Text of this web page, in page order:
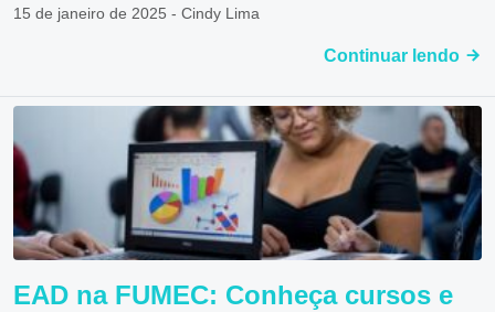
15 de janeiro de 2025 - Cindy Lima
Continuar lendo
EAD na FUMEC: Conheça cursos e